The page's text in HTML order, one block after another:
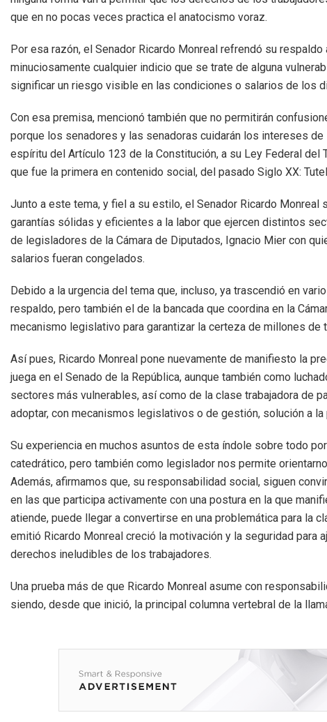
que en no pocas veces practica el anatocismo voraz.
Por esa razón, el Senador Ricardo Monreal refrendó su
minuciosamente cualquier indicio que se trate de alguna
significar un riesgo visible en las condiciones o salarios de los
Con esa premisa, mencionó también que no permitirán
porque los senadores y las senadoras cuidarán los intereses
espíritu del Artículo 123 de la Constitución, a su Ley Federal del
que fue la primera en contenido social, del pasado Siglo XX:
Junto a este tema, y fiel a su estilo, el Senador Ricardo
garantías sólidas y eficientes a la labor que ejercen distintos
de legisladores de la Cámara de Diputados, Ignacio Mier con
salarios fueran congelados.
Debido a la urgencia del tema que, incluso, ya trascendió en
respaldo, pero también el de la bancada que coordina en la
mecanismo legislativo para garantizar la certeza de millones de
Así pues, Ricardo Monreal pone nuevamente de manifiesto la
juega en el Senado de la República, aunque también como
sectores más vulnerables, así como de la clase trabajadora de
adoptar, con mecanismos legislativos o de gestión, solución a la
Su experiencia en muchos asuntos de esta índole sobre todo
catedrático, pero también como legislador nos permite
Además, afirmamos que, su responsabilidad social, siguen
en las que participa activamente con una postura en la que
atiende, puede llegar a convertirse en una problemática para la
emitió Ricardo Monreal creció la motivación y la seguridad
derechos ineludibles de los trabajadores.
Una prueba más de que Ricardo Monreal asume con
siendo, desde que inició, la principal columna vertebral de la